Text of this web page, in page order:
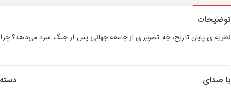
توضیحات
نظریه ی پایان تاریخ، چه تصویری از جامعه جهانی پس از جنگ سرد می‌دهد؟ چرا
با صدای